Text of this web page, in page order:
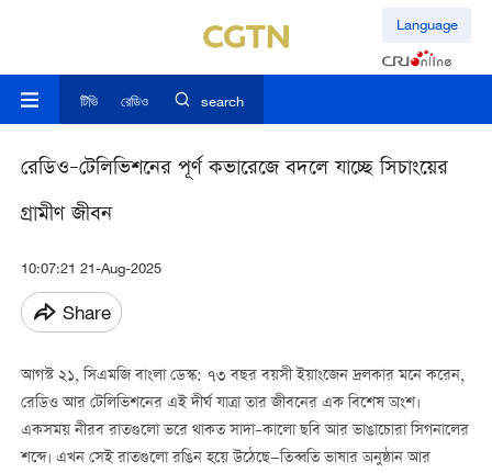
Language
টিভি রেডিও search
রেডিও–টেলিভিশনের পূর্ণ কভারেজে বদলে যাচ্ছে সিচাংয়ের
গ্রামীণ জীবন
10:07:21 21-Aug-2025
Share
আগস্ট ২১, সিএমজি বাংলা ডেস্ক: ৭৩ বছর বয়সী ইয়াংজেন দ্রলকার মনে করেন,
রেডিও আর টেলিভিশনের এই দীর্ঘ যাত্রা তার জীবনের এক বিশেষ অংশ।
একসময় নীরব রাতগুলো ভরে থাকত সাদা–কালো ছবি আর ভাঙাচোরা সিগনালের
শব্দে। এখন সেই রাতগুলো রঙিন হয়ে উঠেছে—তিব্বতি ভাষার অনুষ্ঠান আর